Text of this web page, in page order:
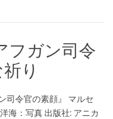
フガン司令
り
司令官の素顔』 マルセ
海：写真 出版社: アニカ